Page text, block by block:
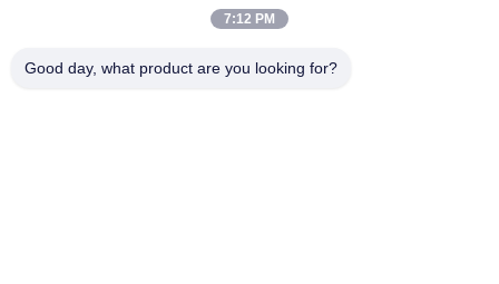
Ceramiczne środki
7:12 PM
Good day, what product are you looking for?